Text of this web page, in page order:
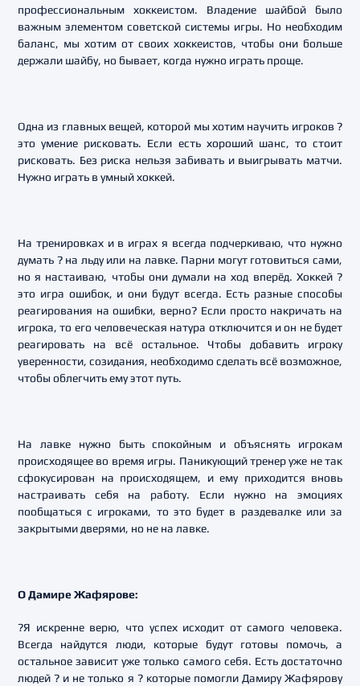
профессиональным хоккеистом. Владение шайбой было
важным элементом советской системы игры. Но необходим
баланс, мы хотим от своих хоккеистов, чтобы они больше
держали шайбу, но бывает, когда нужно играть проще.
Одна из главных вещей, которой мы хотим научить игроков ?
это умение рисковать. Если есть хороший шанс, то стоит
рисковать. Без риска нельзя забивать и выигрывать матчи.
Нужно играть в умный хоккей.
На тренировках и в играх я всегда подчеркиваю, что нужно
думать ? на льду или на лавке. Парни могут готовиться сами,
но я настаиваю, чтобы они думали на ход вперёд. Хоккей ?
это игра ошибок, и они будут всегда. Есть разные способы
реагирования на ошибки, верно? Если просто накричать на
игрока, то его человеческая натура отключится и он не будет
реагировать на всё остальное. Чтобы добавить игроку
уверенности, созидания, необходимо сделать всё возможное,
чтобы облегчить ему этот путь.
На лавке нужно быть спокойным и объяснять игрокам
происходящее во время игры. Паникующий тренер уже не так
сфокусирован на происходящем, и ему приходится вновь
настраивать себя на работу. Если нужно на эмоциях
пообщаться с игроками, то это будет в раздевалке или за
закрытыми дверями, но не на лавке.
О Дамире Жафярове:
?Я искренне верю, что успех исходит от самого человека.
Всегда найдутся люди, которые будут готовы помочь, а
остальное зависит уже только самого себя. Есть достаточно
людей ? и не только я ? которые помогли Дамиру Жафярову